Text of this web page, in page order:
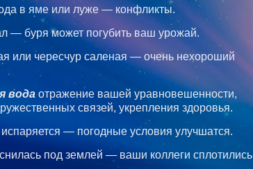
в яме или луже — конфликты.
— буря может погубить ваш урожай.
или чересчур саленая — очень нехороший
вода отражение вашей уравновешенности,
связей, укрепления здоровья.
— погодные условия улучшатся.
под землей — ваши коллеги сплотились